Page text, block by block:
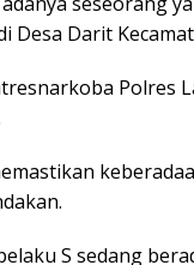
Darit
Polres
S sedang